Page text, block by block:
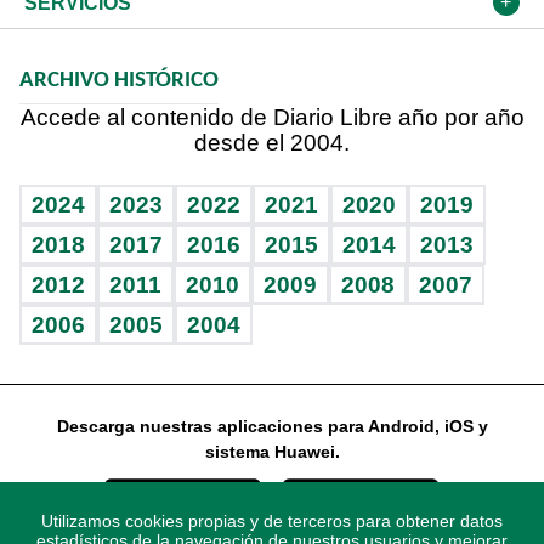
Vida y familia
Eñe
Celebrando la vida
Sin complejos
En pocas palabras
Escuchando al corazón
Economía Personal
Consulta Libre
BRV
TBT Deportivo
Ágora
Hecho en casa
Guía del dinero
Cumpleaños
Horóscopos
ARCHIVO HISTÓRICO
Accede al contenido de Diario Libre año por año
desde el 2004.
2024 2023 2022 2021 2020
2019
2018
2017 2016 2015 2014
2013
2012
2011 2010 2009 2008
2007
2006
2005 2004
Descarga nuestras aplicaciones para Android, iOS y
sistema Huawei.
Utilizamos cookies propias y de terceros para obtener datos